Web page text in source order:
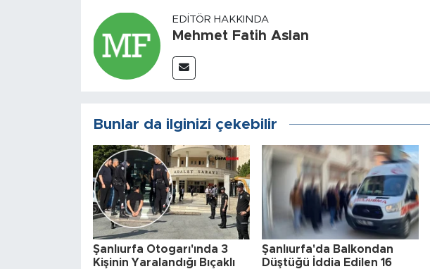
EDITÖR HAKKINDA
Mehmet Fatih Aslan
Bunlar da ilginizi çekebilir
Şanlıurfa Otogarı'ında 3
Kişinin Yaralandığı Bıçaklı
Şanlıurfa'da Balkondan
Düştüğü İddia Edilen 16